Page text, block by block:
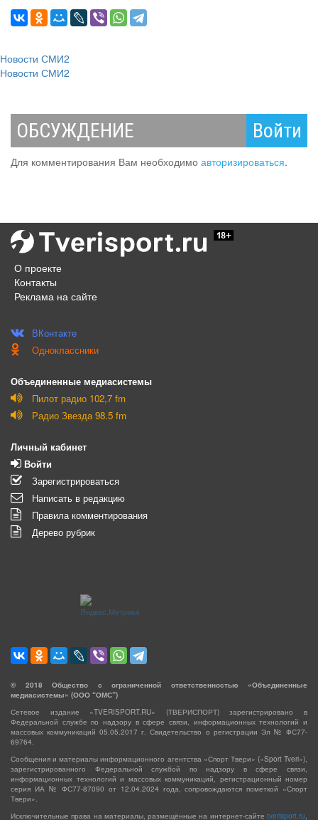
Новости СМИ2
Новости СМИ2
ОБСУЖДЕНИЕ Войти
Для комментирования Вам необходимо авторизироваться.
О проекте
Контакты
Реклама на сайте
ВКонтакте
Одноклассники
Объединенные медиасистемы
Пилот радио 102,7 fm
Радио Звезда 98.5 fm
Личный кабинет
Войти
Зарегистрироваться
Написать в редакцию
Правила комментирования
Дерево рубрик
© 2018 Общество с ограниченной ответственностью «Объединенные
медиасистемы» (ООО “ОМС”)
Сетевое издание «TVERISPORT.RU» (ТВЕРИСПОРТ) зарегистрировано в
Федеральной службе по надзору в сфере связи, информационных технологий и
массовых коммуникаций 05.05.2017 г. Свидетельство о регистрации Эл № ФС77-
69764.
Сообщения и материалы информационного агентства «Спорт Твери» («Sport Tveri»),
зарегистрированного Федеральной службой по надзору в сфере связи,
информационных технологий и массовых коммуникаций, регистрационный номер
серия ИА № ФС77-87090 от 12.04.2024 года, сопровождаются пометкой «Спорт
Твери».
Исключительные права на материалы, размещённые на интернет-сайте tverisport.ru,